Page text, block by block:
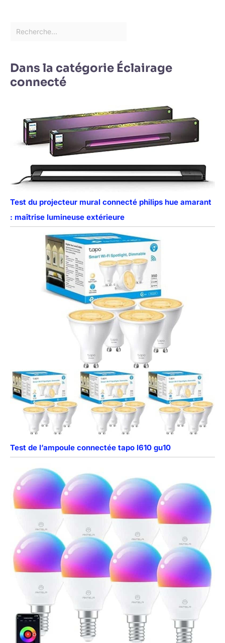
Dans la catégorie Éclairage
connecté
Test du projecteur mural connecté philips hue amarant
: maîtrise lumineuse extérieure
Test de l’ampoule connectée tapo l610 gu10